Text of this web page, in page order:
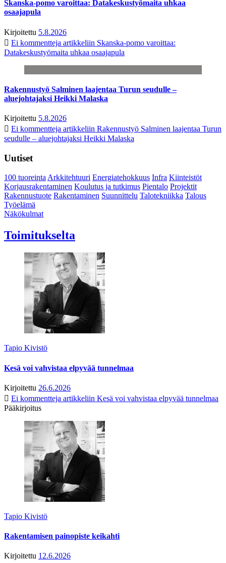
Skanska-pomo varoittaa: Datakeskustyömaita uhkaa
osaajapula
Kirjoitettu 5.8.2026
Ei kommentteja artikkeliin Skanska-pomo varoittaa:
Datakeskustyömaita uhkaa osaajapula
Rakennustyö Salminen laajentaa Turun seudulle –
aluejohtajaksi Heikki Malaska
Kirjoitettu 5.8.2026
Ei kommentteja artikkeliin Rakennustyö Salminen laajentaa Turun
seudulle – aluejohtajaksi Heikki Malaska
Uutiset
100 tuoreintaArkkitehtuuri Energiatehokkuus Infra Kiinteistöt
Korjausrakentaminen Koulutus ja tutkimus Pientalo Projektit
Rakennustuote Rakentaminen Suunnittelu Talotekniikka Talous
Työelämä
Näkökulmat
Toimitukselta
Tapio Kivistö
Kesä voi vahvistaa elpyvää tunnelmaa
Kirjoitettu 26.6.2026
Ei kommentteja artikkeliin Kesä voi vahvistaa elpyvää tunnelmaa
Pääkirjoitus
Tapio Kivistö
Rakentamisen painopiste keikahti
Kirjoitettu 12.6.2026